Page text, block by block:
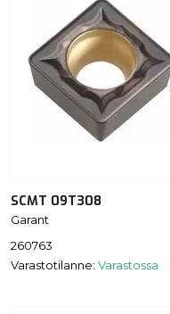
SCMT 09T308
Garant
260763
Varastotilanne: Varastossa